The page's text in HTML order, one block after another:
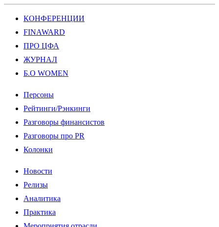
КОНФЕРЕНЦИИ
FINAWARD
ПРО ЦФА
ЖУРНАЛ
Б.О WOMEN
Персоны
Рейтинги/Рэнкинги
Разговоры финансистов
Разговоры про PR
Колонки
Новости
Релизы
Аналитика
Практика